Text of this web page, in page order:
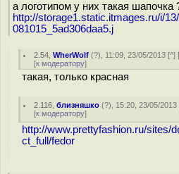
а логотипом у них такая шапочка
http://storage1.static.itmages.ru/i/
081015_5ad306daa5.j
2.54 ,WherWolf (?), 11:09, 23/05/2013 [^]
[к модератору]
такая, только красная
2.116 ,близняшко (?), 15:20, 23/05/2013
[к модератору]
http://www.prettyfashion.ru/sites/
ct_full/fedor